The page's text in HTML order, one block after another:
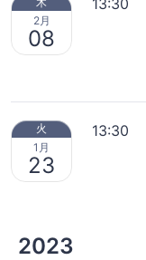
2月
08
13:30
火
1月
23
13:30
2023